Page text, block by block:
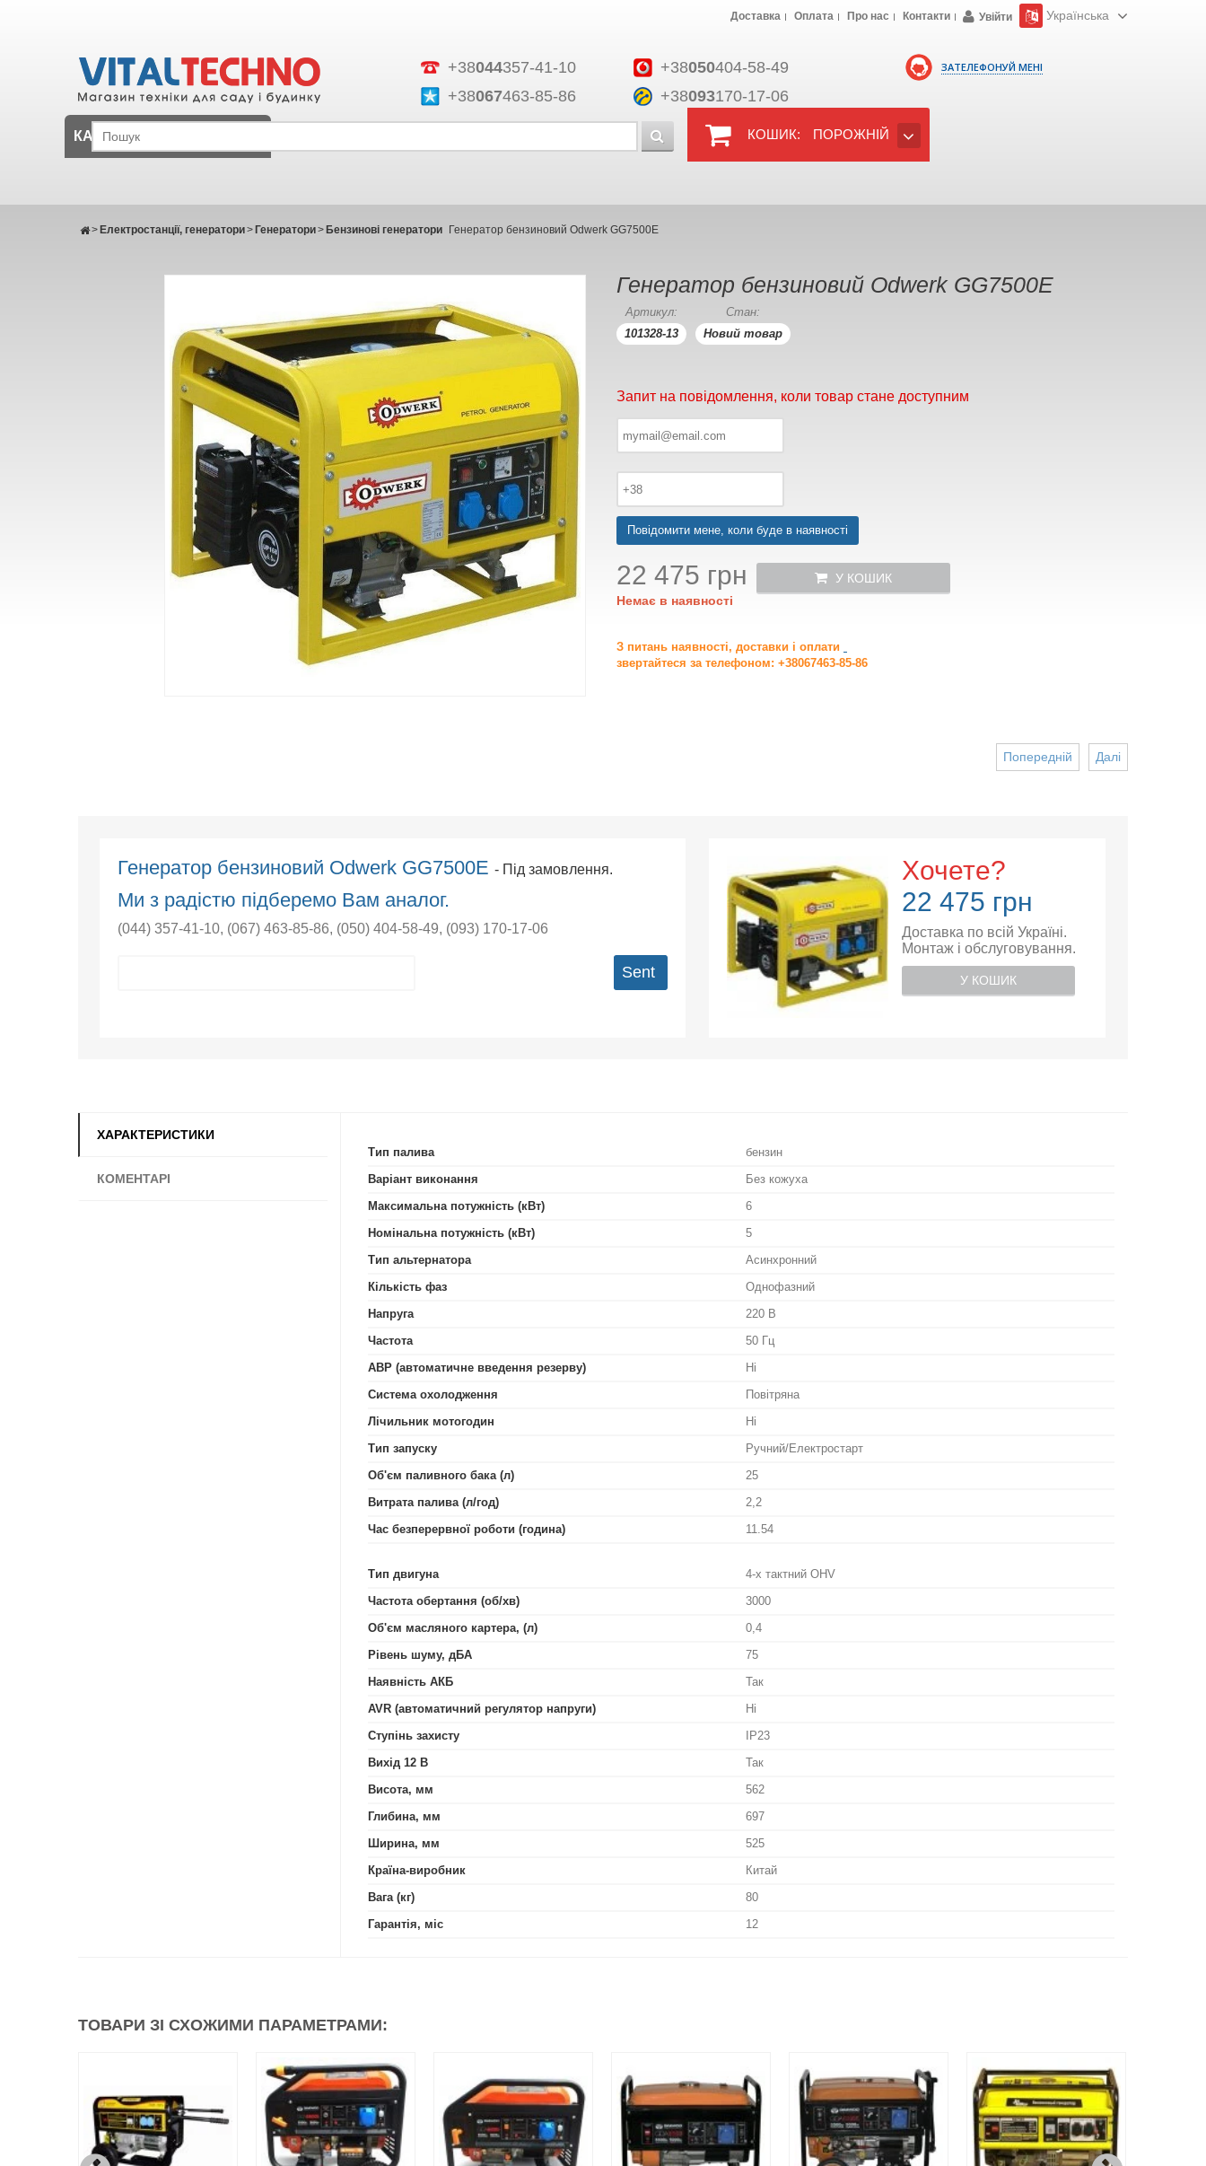
ЗАТЕЛЕФОНУЙ МЕНІ
+38044357-41-10 +38050404-58-49
+38067463-85-86 +38093170-17-06
Доставка Оплата Про нас Контакти Увійти Українська
КОШИК: ПОРОЖНІЙ
КАТАЛОГ
Електростанції, генератори
> Генератори
> Бензинові генератори
> Генератор бензиновий Odwerk GG7500E
Генератор бензиновий Odwerk GG7500E
Артикул:
101328-13
Стан:
Новий товар
Запит на повідомлення, коли товар стане доступним
Повідомити мене, коли буде в наявності
22 475 грн
Немає в наявності
У КОШИК
З питань наявності, доставки і оплати
звертайтеся за телефоном: +38067463-85-86
Далі
Попередній
Генератор бензиновий Odwerk GG7500E- Під замовлення.
Ми з радістю підберемо Вам аналог.
(044) 357-41-10, (067) 463-85-86, (050) 404-58-49, (093) 170-17-06
Sent
Хочете?
22 475 грн
Доставка по всій Україні.
Монтаж і обслуговування.
У КОШИК
ХАРАКТЕРИСТИКИ
КОМЕНТАРІ
Тип палива
бензин
Варіант виконання
Без кожуха
Максимальна потужність (кВт)
6
Номінальна потужність (кВт)
5
Тип альтернатора
Асинхронний
Кількість фаз
Однофазний
Напруга
220 В
Частота
50 Гц
АВР (автоматичне введення резерву)
Ні
Система охолодження
Повітряна
Лічильник мотогодин
Ні
Тип запуску
Ручний/Електростарт
Об'єм паливного бака (л)
25
Витрата палива (л/год)
2,2
Час безперервної роботи (година)
11.54
Тип двигуна
4-х тактний OHV
Частота обертання (об/хв)
3000
Об'єм масляного картера, (л)
0,4
Рівень шуму, дБА
75
Наявність АКБ
Так
AVR (автоматичний регулятор напруги)
Ні
Ступінь захисту
IP23
Вихід 12 В
Так
Висота, мм
562
Глибина, мм
697
Ширина, мм
525
Країна-виробник
Китай
Вага (кг)
80
Гарантія, міс
12
ТОВАРИ ЗІ СХОЖИМИ ПАРАМЕТРАМИ: